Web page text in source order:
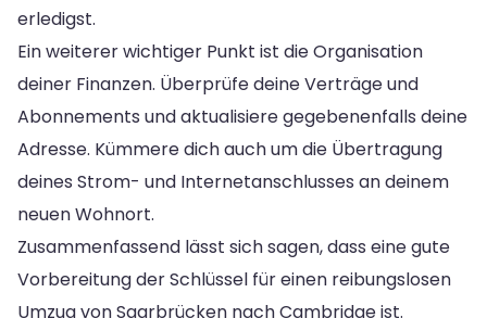
erledigst.
Ein weiterer wichtiger Punkt ist die Organisation
deiner Finanzen. Überprüfe deine Verträge und
Abonnements und aktualisiere gegebenenfalls deine
Adresse. Kümmere dich auch um die Übertragung
deines Strom- und Internetanschlusses an deinem
neuen Wohnort.
Zusammenfassend lässt sich sagen, dass eine gute
Vorbereitung der Schlüssel für einen reibungslosen
Umzug von Saarbrücken nach Cambridge ist.